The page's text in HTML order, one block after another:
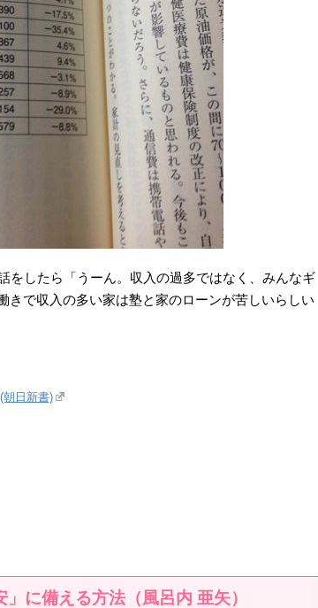
をしたら「うーん。収入の過多ではなく、みんなギ
きで収入の多い家は塾と家のローンが苦しいらしい
日新書)
に備える方法（風呂内 亜矢）